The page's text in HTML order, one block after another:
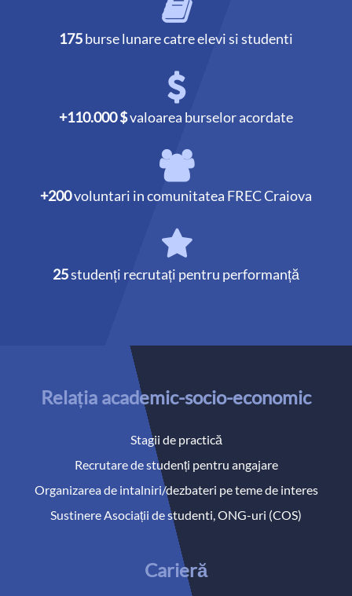
175burse lunare catre elevi si studenti
+110.000 $valoarea burselor acordate
+200voluntari in comunitatea FREC Craiova
25studenți recrutați pentru performanță
Relația academic-socio-economic
Stagii de practică
Recrutare de studenți pentru angajare
Organizarea de intalniri/dezbateri pe teme de interes
Sustinere Asociații de studenti, ONG-uri (COS)
Carieră